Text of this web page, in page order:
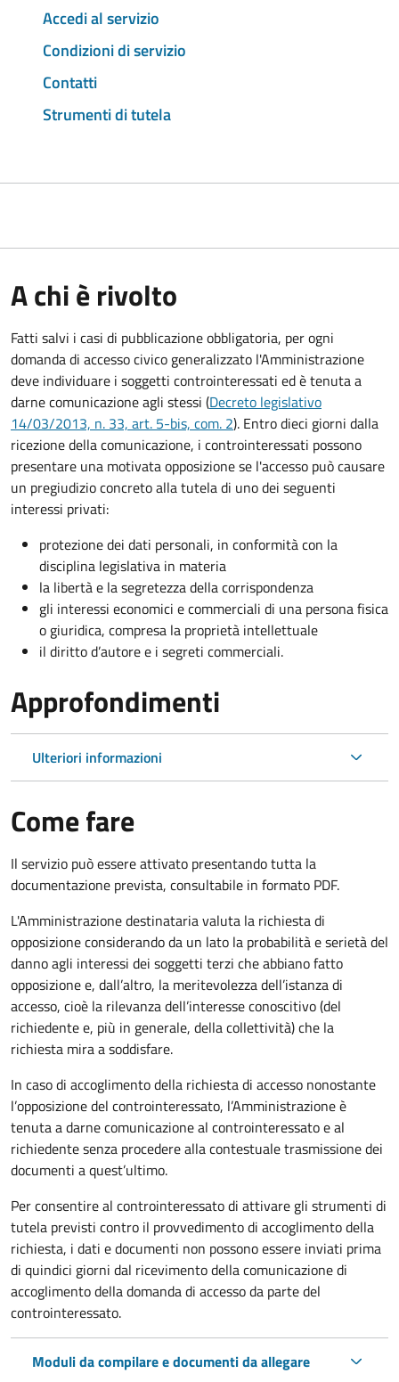
Accedi al servizio
Condizioni di servizio
Contatti
Strumenti di tutela
A chi è rivolto
Fatti salvi i casi di pubblicazione obbligatoria, per ogni
domanda di accesso civico generalizzato l'Amministrazione
deve individuare i soggetti controinteressati ed è tenuta a
darne comunicazione agli stessi (Decreto legislativo
14/03/2013, n. 33, art. 5-bis, com. 2). Entro dieci giorni dalla
ricezione della comunicazione, i controinteressati possono
presentare una motivata opposizione se l'accesso può causare
un pregiudizio concreto alla tutela di uno dei seguenti
interessi privati:
protezione dei dati personali, in conformità con la
disciplina legislativa in materia
la libertà e la segretezza della corrispondenza
gli interessi economici e commerciali di una persona fisica
o giuridica, compresa la proprietà intellettuale
il diritto d’autore e i segreti commerciali.
Approfondimenti
Ulteriori informazioni
Come fare
Il servizio può essere attivato presentando tutta la
documentazione prevista, consultabile in formato PDF.
L'Amministrazione destinataria valuta la richiesta di
opposizione considerando da un lato la probabilità e serietà del
danno agli interessi dei soggetti terzi che abbiano fatto
opposizione e, dall’altro, la meritevolezza dell’istanza di
accesso, cioè la rilevanza dell’interesse conoscitivo (del
richiedente e, più in generale, della collettività) che la
richiesta mira a soddisfare.
In caso di accoglimento della richiesta di accesso nonostante
l’opposizione del controinteressato, l’Amministrazione è
tenuta a darne comunicazione al controinteressato e al
richiedente senza procedere alla contestuale trasmissione dei
documenti a quest’ultimo.
Per consentire al controinteressato di attivare gli strumenti di
tutela previsti contro il provvedimento di accoglimento della
richiesta, i dati e documenti non possono essere inviati prima
di quindici giorni dal ricevimento della comunicazione di
accoglimento della domanda di accesso da parte del
controinteressato.
Moduli da compilare e documenti da allegare